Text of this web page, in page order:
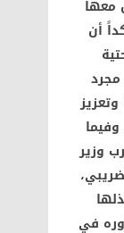
معها
أن
مجرد
وزير
في